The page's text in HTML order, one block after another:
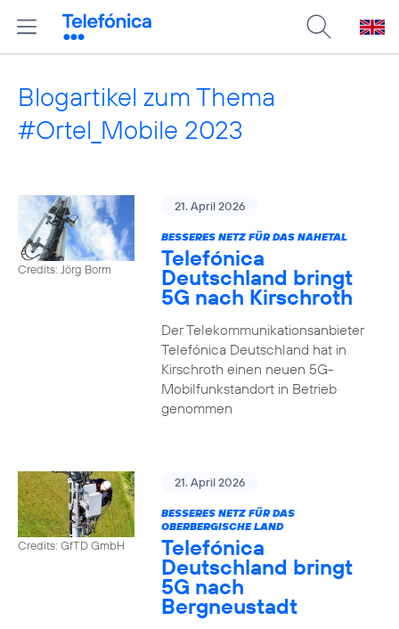
Blogartikel zum Thema
#Ortel_Mobile 2023
Credits: Jörg Borm
21. April 2026
BESSERES NETZ FÜR DAS NAHETAL
Telefónica
Deutschland bringt
5G nach Kirschroth
Der Telekommunikationsanbieter
Telefónica Deutschland hat in
Kirschroth einen neuen 5G-
Mobilfunkstandort in Betrieb
genommen
Credits: GfTD GmbH
21. April 2026
BESSERES NETZ FÜR DAS
OBERBERGISCHE LAND
Telefónica
Deutschland bringt
5G nach
Bergneustadt